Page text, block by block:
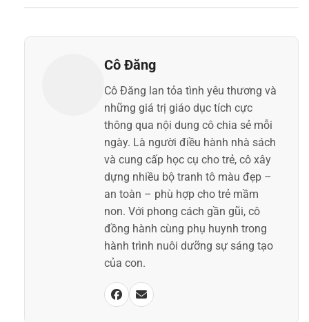
Cô Đăng
Cô Đăng lan tỏa tình yêu thương và
những giá trị giáo dục tích cực
thông qua nội dung cô chia sẻ mỗi
ngày. Là người điều hành nhà sách
và cung cấp học cụ cho trẻ, cô xây
dựng nhiều bộ tranh tô màu đẹp –
an toàn – phù hợp cho trẻ mầm
non. Với phong cách gần gũi, cô
đồng hành cùng phụ huynh trong
hành trình nuôi dưỡng sự sáng tạo
của con.